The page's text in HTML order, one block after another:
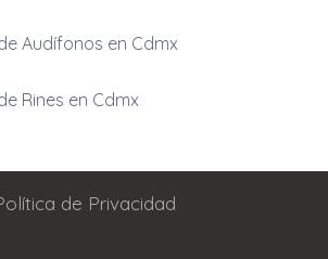
Audífonos en Cdmx
Rines en Cdmx
de Privacidad